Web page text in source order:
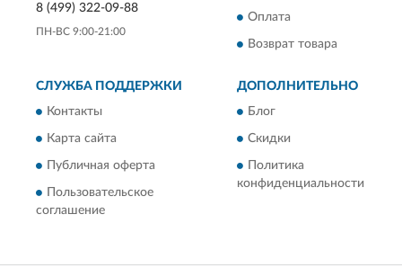
8 (499) 322-09-88
ПН-ВС 9:00-21:00
Оплата
Возврат товара
СЛУЖБА ПОДДЕРЖКИ
Контакты
Карта сайта
Публичная оферта
Пользовательское
соглашение
ДОПОЛНИТЕЛЬНО
Блог
Скидки
Политика
конфиденциальности